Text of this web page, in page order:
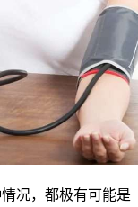
况，都极有可能是